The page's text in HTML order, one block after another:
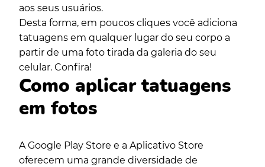
aos seus usuários.
Desta forma, em poucos cliques você adiciona
tatuagens em qualquer lugar do seu corpo a
partir de uma foto tirada da galeria do seu
celular. Confira!
Como aplicar tatuagens
em fotos
AGoogle Play Store e a Aplicativo Store
oferecem uma grande diversidade de